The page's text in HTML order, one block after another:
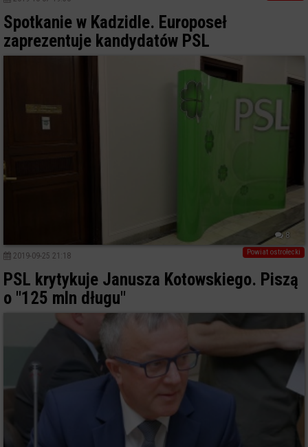
Spotkanie w Kadzidle. Europoseł
zaprezentuje kandydatów PSL
8
Powiat ostrołecki
2019-09-25 21:18
PSL krytykuje Janusza Kotowskiego. Piszą
o "125 mln długu"